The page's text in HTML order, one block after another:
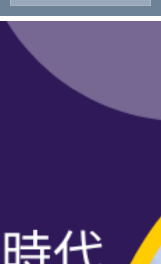
Digital Signing